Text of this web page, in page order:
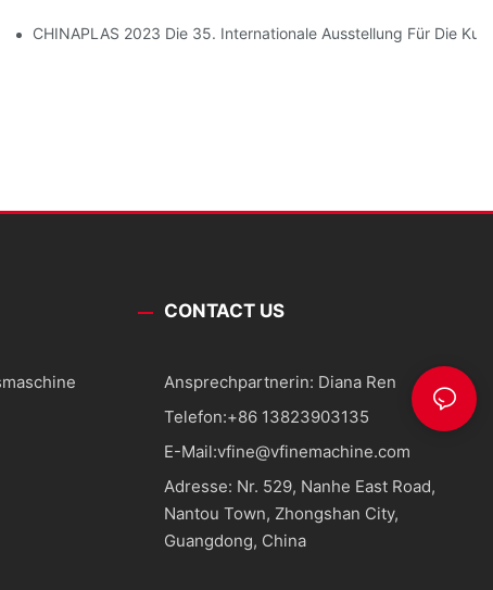
CHINAPLAS 2023 Die 35. Internationale Ausstellung Für Die
CONTACT US
Ansprechpartnerin: Diana Ren
Telefon:+86 13823903135
E-Mail:vfine@vfinemachine.com
Adresse: Nr. 529, Nanhe East Road,
Nantou Town, Zhongshan City,
Guangdong, China